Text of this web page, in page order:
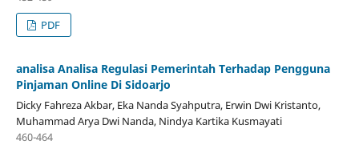
PDF
analisa Analisa Regulasi Pemerintah Terhadap Pengguna
Pinjaman Online Di Sidoarjo
Dicky Fahreza Akbar, Eka Nanda Syahputra, Erwin Dwi Kristanto,
Muhammad Arya Dwi Nanda, Nindya Kartika Kusmayati
460-464